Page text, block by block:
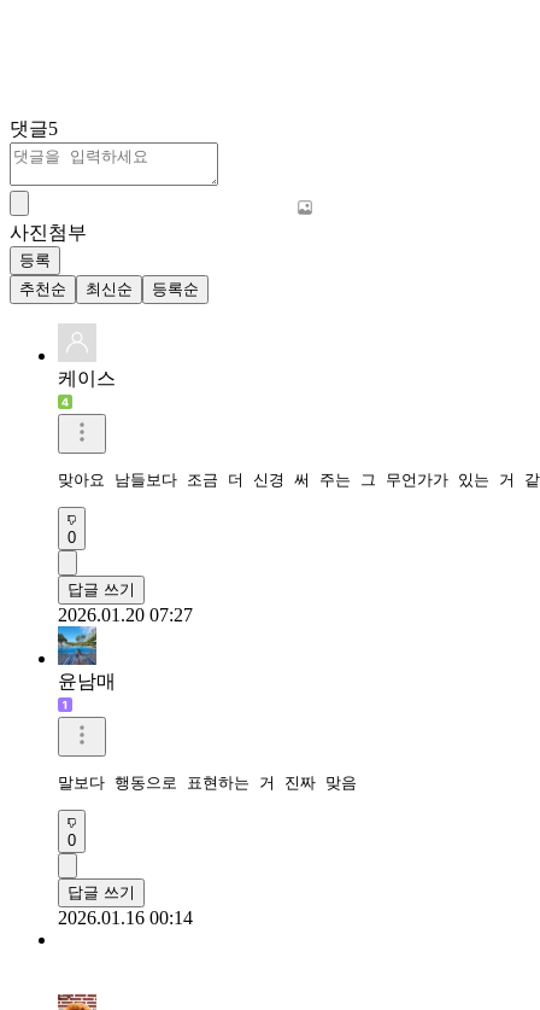
댓글5
사진첨부
등록
추천순
최신순 등록순
케이스
맞아요 남들보다 조금 더 신경 써 주는 그 무언가가 있는 거
0
답글 쓰기
2026.01.20 07:27
윤남매
말보다 행동으로 표현하는 거 진짜 맞음
0
답글 쓰기
2026.01.16 00:14